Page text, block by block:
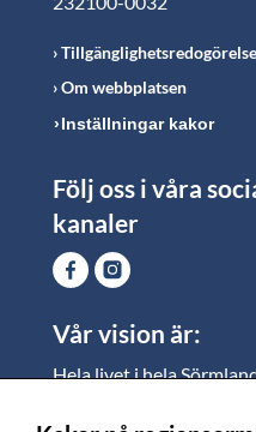
Tillgänglighetsredogörelse
Om webbplatsen
Inställningar kakor
Följ oss i våra
kanaler
Vår vision är:
Hela livet i hela
vi vill skapa jämlika